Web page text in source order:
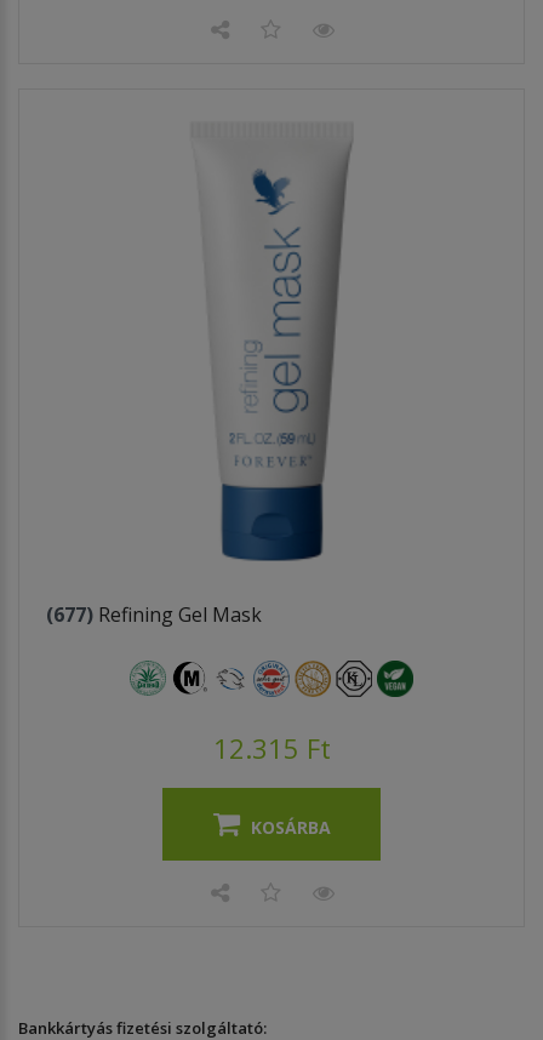
(677) Refining Gel Mask
12.315 Ft
KOSÁRBA
Bankkártyás fizetési szolgáltató: